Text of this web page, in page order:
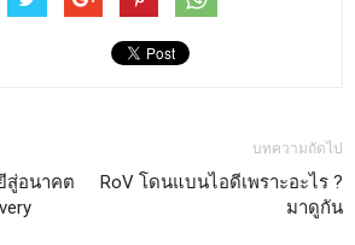
สู่อนาคต
บทความถัดไป
RoV โดนแบนไอดีเพราะอะไร ?
มาดูกัน